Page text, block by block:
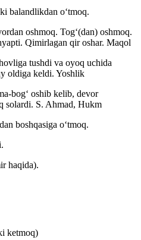
balandlikdan oʻtmoq.
oshmoq. Togʻ(dan) oshmoq.
Qimirlagan qir oshar. Maqol
tushdi va oyoq uchida
oldiga keldi. Yoshlik
bogʻ oshib kelib, devor
solardi. S. Ahmad, Hukm
boshqasiga oʻtmoq.
haqida).
ketmoq)